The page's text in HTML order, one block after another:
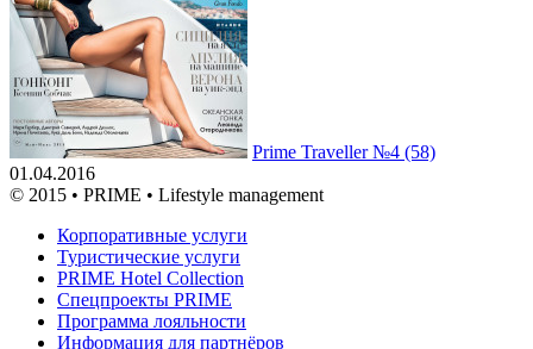
Prime Traveller №4 (58)
01.04.2016
© 2015 • PRIME • Lifestyle management
Корпоративные услуги
Туристические услуги
PRIME Hotel Collection
Спецпроекты PRIME
Программа лояльности
Информация для партнёров